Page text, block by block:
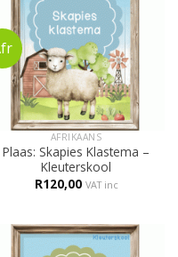
AFRIKAANS
Plaas: Skapies Klastema –
Kleuterskool
R120,00 VAT inc